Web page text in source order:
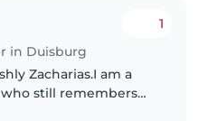
in Duisburg
1
Zacharias.I am a
still remembers